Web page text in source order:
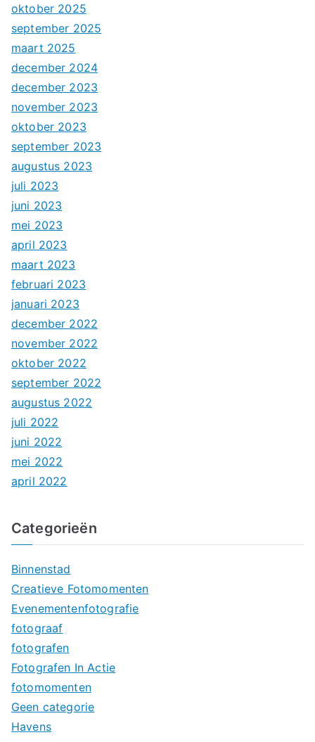
oktober 2025
september 2025
maart 2025
december 2024
december 2023
november 2023
oktober 2023
september 2023
augustus 2023
juli 2023
juni 2023
mei 2023
april 2023
maart 2023
februari 2023
januari 2023
december 2022
november 2022
oktober 2022
september 2022
augustus 2022
juli 2022
juni 2022
mei 2022
april 2022
Categorieën
Binnenstad
Creatieve Fotomomenten
Evenementenfotografie
fotograaf
fotografen
Fotografen In Actie
fotomomenten
Geen categorie
Havens